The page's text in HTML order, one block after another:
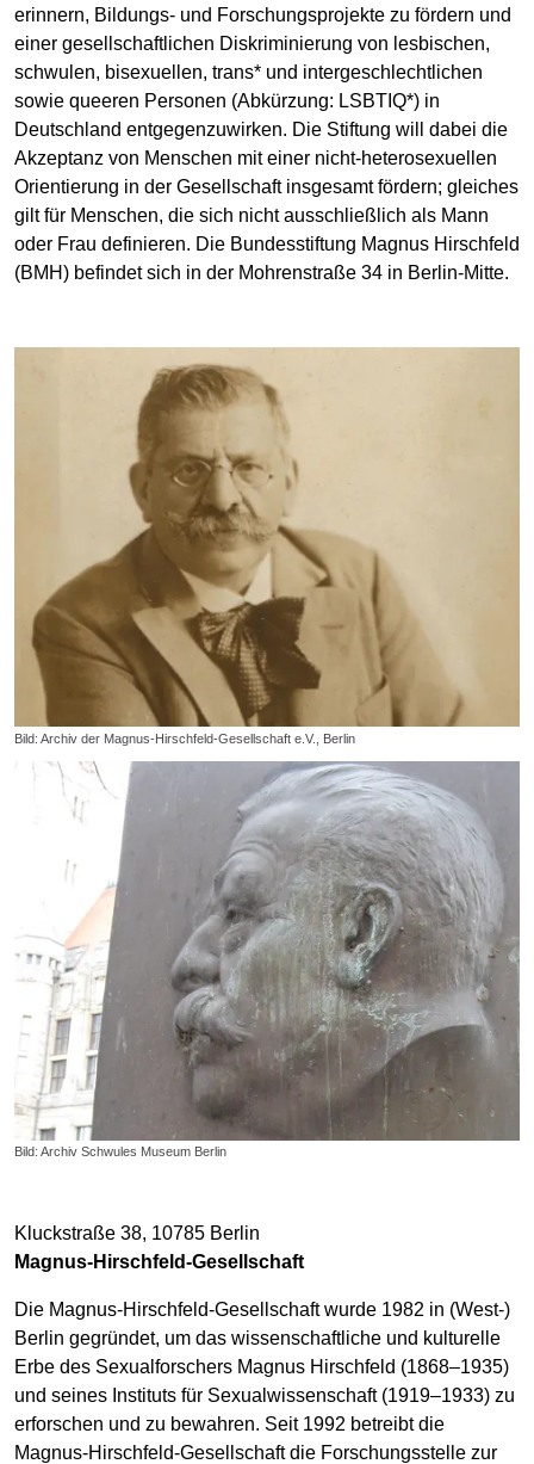
erinnern, Bildungs- und Forschungsprojekte zu fördern und
einer gesellschaftlichen Diskriminierung von lesbischen,
schwulen, bisexuellen, trans* und intergeschlechtlichen
sowie queeren Personen (Abkürzung: LSBTIQ*) in
Deutschland entgegenzuwirken. Die Stiftung will dabei die
Akzeptanz von Menschen mit einer nicht-heterosexuellen
Orientierung in der Gesellschaft insgesamt fördern; gleiches
gilt für Menschen, die sich nicht ausschließlich als Mann
oder Frau definieren. Die Bundesstiftung Magnus Hirschfeld
(BMH) befindet sich in der Mohrenstraße 34 in Berlin-Mitte.
Bild: Archiv der Magnus-Hirschfeld-Gesellschaft e.V., Berlin
Bild: Archiv Schwules Museum Berlin
Kluckstraße 38, 10785 Berlin
Magnus-Hirschfeld-Gesellschaft
Die Magnus-Hirschfeld-Gesellschaft wurde 1982 in (West-)
Berlin gegründet, um das wissenschaftliche und kulturelle
Erbe des Sexualforschers Magnus Hirschfeld (1868–1935)
und seines Instituts für Sexualwissenschaft (1919–1933) zu
erforschen und zu bewahren. Seit 1992 betreibt die
Magnus-Hirschfeld-Gesellschaft die Forschungsstelle zur